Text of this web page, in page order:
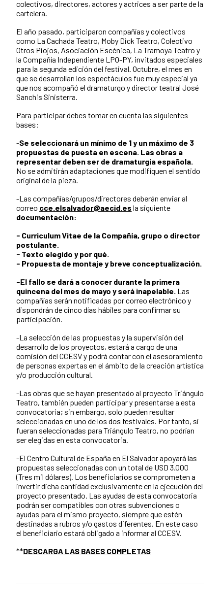
colectivos, directores, actores y actrices a ser parte de la
cartelera.
El año pasado, participaron compañías y colectivos
como La Cachada Teatro, Moby Dick Teatro, Colectivo
Otros Piojos, Asociación Escénica, La Tramoya Teatro y
la Compañía Independiente LPO-PY, invitados especiales
para la segunda edición del festival. Octubre, el mes en
que se desarrollan los espectáculos fue muy especial ya
que nos acompañó el dramaturgo y director teatral José
Sanchis Sinisterra.
Para participar debes tomar en cuenta las siguientes
bases:
-Se seleccionará un mínimo de 1 y un máximo de 3
propuestas de puesta en escena. Las obras a
representar deben ser de dramaturgia española.
No se admitirán adaptaciones que modifiquen el sentido
original de la pieza.
-Las compañías/grupos/directores deberán enviar al
correo cce.elsalvador@aecid.es la siguiente
documentación:
- Curriculum Vitae de la Compañía, grupo o director
postulante.
- Texto elegido y por qué.
- Propuesta de montaje y breve conceptualización.
-El fallo se dará a conocer durante la primera
quincena del mes de mayo y será inapelable. Las
compañías serán notificadas por correo electrónico y
dispondrán de cinco días hábiles para confirmar su
participación.
-La selección de las propuestas y la supervisión del
desarrollo de los proyectos, estará a cargo de una
comisión del CCESV y podrá contar con el asesoramiento
de personas expertas en el ámbito de la creación artística
y/o producción cultural.
-Las obras que se hayan presentado al proyecto Triángulo
Teatro, también pueden participar y presentarse a esta
convocatoria; sin embargo, solo pueden resultar
seleccionadas en uno de los dos festivales. Por tanto, si
fueran seleccionadas para Triángulo Teatro, no podrían
ser elegidas en esta convocatoria.
-El Centro Cultural de España en El Salvador apoyará las
propuestas seleccionadas con un total de USD 3.000
(Tres mil dólares). Los beneficiarios se comprometen a
invertir dicha cantidad exclusivamente en la ejecución del
proyecto presentado. Las ayudas de esta convocatoria
podrán ser compatibles con otras subvenciones o
ayudas para el mismo proyecto, siempre que estén
destinadas a rubros y/o gastos diferentes. En este caso
el beneficiario estará obligado a informar al CCESV.
**DESCARGA LAS BASES COMPLETAS